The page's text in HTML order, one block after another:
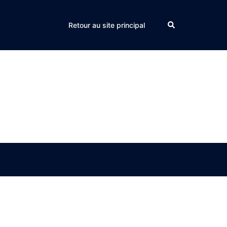
Retour au site principal Search